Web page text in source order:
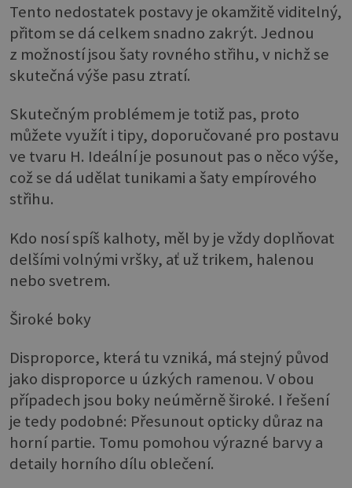
Tento nedostatek postavy je okamžitě viditelný,
přitom se dá celkem snadno zakrýt. Jednou
z možností jsou šaty rovného střihu, v nichž se
skutečná výše pasu ztratí.
Skutečným problémem je totiž pas, proto
můžete využít i tipy, doporučované pro postavu
ve tvaru H. Ideální je posunout pas o něco výše,
což se dá udělat tunikami a šaty empírového
střihu.
Kdo nosí spíš kalhoty, měl by je vždy doplňovat
delšími volnými vršky, ať už trikem, halenou
nebo svetrem.
Široké boky
Disproporce, která tu vzniká, má stejný původ
jako disproporce u úzkých ramenou. V obou
případech jsou boky neúměrně široké. I řešení
je tedy podobné: Přesunout opticky důraz na
horní partie. Tomu pomohou výrazné barvy a
detaily horního dílu oblečení.